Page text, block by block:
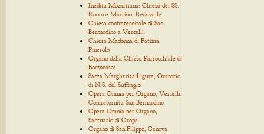
Inedita Mozartiana: Chiesa dei SS.
Rocco e Martino, Redavalle
Chiesa confraternitale di San
Bernardino a Vercelli
Chiesa Madonna di Fatima,
Pinerolo
Organo della Chiesa Parrocchiale di
Borzonasca
Santa Margherita Ligure, Oratorio
di N.S. del Suffragio
Opera Omnia per Organo, Vercelli,
Confraternita San Bernardino
Opera Omnia per Organo,
Santuario di Oropa
Organo di San Filippo, Genova